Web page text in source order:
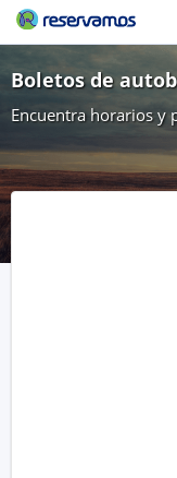
Boletos de
Encuentra horarios y